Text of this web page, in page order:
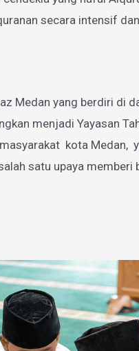
secara intensif
Medan yang berdiri
menjadi Yayasan
kota
satu upaya